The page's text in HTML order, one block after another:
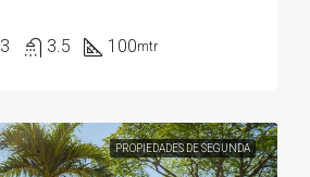
3 3.5 100mtr
PROPIEDADES DE SEGUNDA